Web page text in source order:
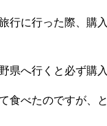
行に行った際、購
県へ行くと必ず購
食べたのですが、